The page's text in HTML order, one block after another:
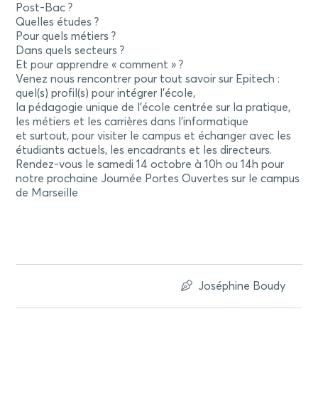
Post-Bac ?
Quelles études ?
Pour quels métiers ?
Dans quels secteurs ?
Et pour apprendre « comment » ?
Venez nous rencontrer pour tout savoir sur Epitech :
quel(s) profil(s) pour intégrer l’école,
la pédagogie unique de l’école centrée sur la pratique,
les métiers et les carrières dans l’informatique
et surtout, pour visiter le campus et échanger avec les
étudiants actuels, les encadrants et les directeurs.
Rendez-vous le samedi 14 octobre à 10h ou 14h pour
notre prochaine Journée Portes Ouvertes sur le campus
de Marseille
Joséphine Boudy